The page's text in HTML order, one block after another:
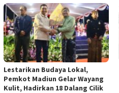
Lestarikan Budaya Lokal,
Pemkot Madiun Gelar Wayang
Kulit, Hadirkan 18 Dalang Cilik